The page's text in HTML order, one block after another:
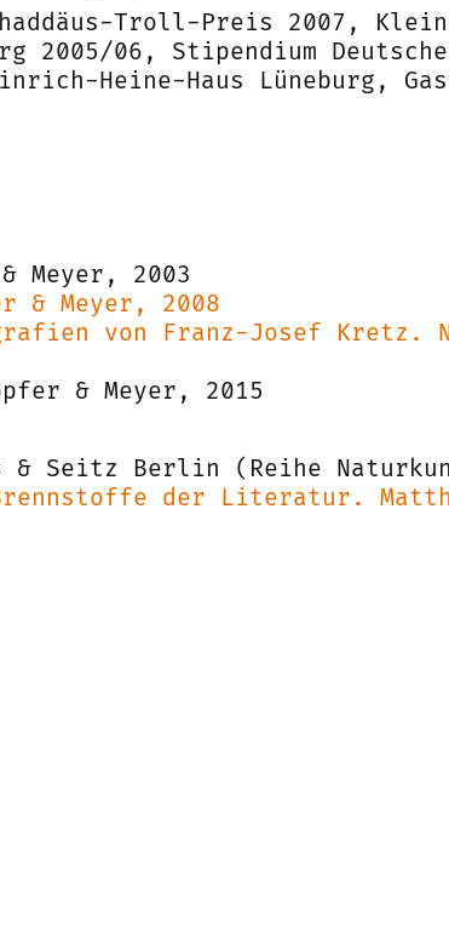
Troll-Preis 2007,
2005/06, Stipendium
Heine-Haus Lüneburg,
Meyer, 2003
& Meyer, 2008
von Franz-Josef Kretz.
& Meyer, 2015
Seitz Berlin (Reihe
der Literatur.